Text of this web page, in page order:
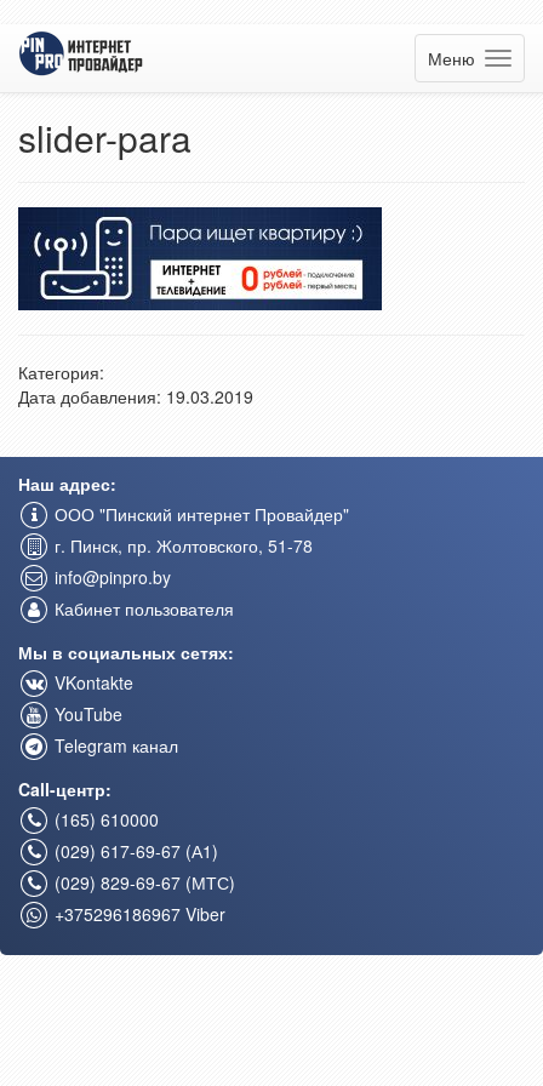
Меню
slider-para
Категория:
Дата добавления: 19.03.2019
Наш адрес:
ООО "Пинский интернет Провайдер"
г. Пинск, пр. Жолтовского, 51-78
info@pinpro.by
Кабинет пользователя
Мы в социальных сетях:
VKontakte
YouTube
Telegram канал
Call-центр:
(165) 610000
(029) 617-69-67 (А1)
(029) 829-69-67 (МТС)
+375296186967 Viber